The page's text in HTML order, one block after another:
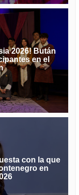
2026! Bután
en el
con la que
en